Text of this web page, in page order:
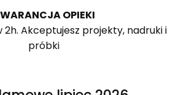
OPIEKI
Akceptujesz projekty, nadruki i
próbki